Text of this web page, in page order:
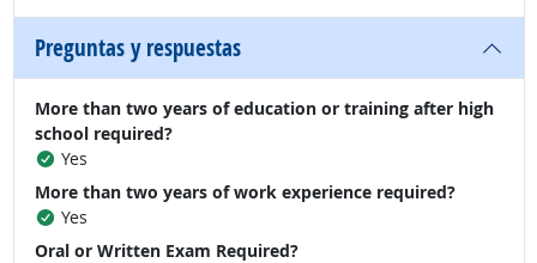
Preguntas y respuestas
More than two years of education or training after high
school required?
Yes
More than two years of work experience required?
Yes
Oral or Written Exam Required?